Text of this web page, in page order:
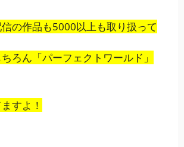
の作品も5000以上も取り扱って
ろん「パーフェクトワールド」
すよ！